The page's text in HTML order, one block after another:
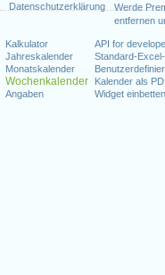
Datenschutzerklärung
Werde
entfernen
Kalkulator
Jahreskalender
Monatskalender
Wochenkalender
Angaben
API for
Standard-
Kalender als
Widget einbetten